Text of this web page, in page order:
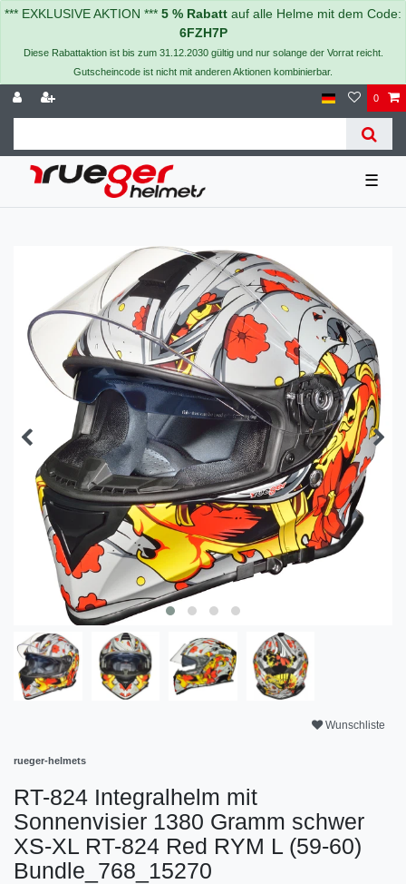
*** EXKLUSIVE AKTION *** 5 % Rabatt auf alle Helme mit dem Code:
6FZH7P
Diese Rabattaktion ist bis zum 31.12.2030 gültig und nur solange der Vorrat reicht.
Gutscheincode ist nicht mit anderen Aktionen kombinierbar.
0
☰
Wunschliste
rueger-helmets
RT-824 Integralhelm mit
Sonnenvisier 1380 Gramm schwer
XS-XL
RT-824 Red RYM L (59-60)
Bundle_768_15270